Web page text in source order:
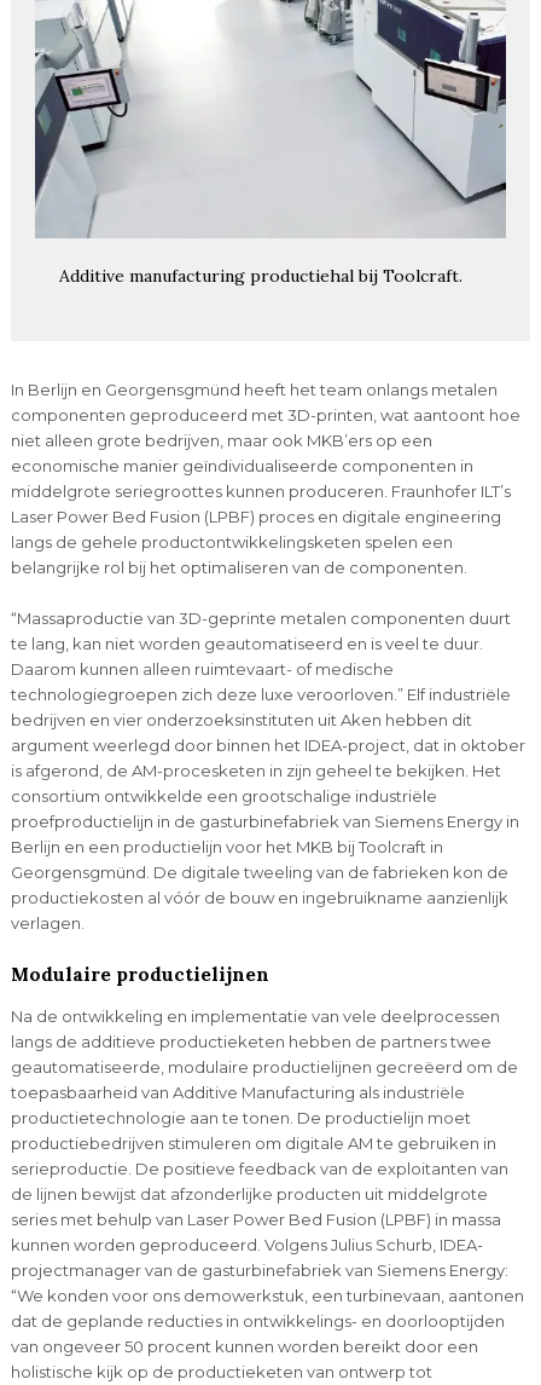
Additive manufacturing productiehal bij Toolcraft.
In Berlijn en Georgensgmünd heeft het team onlangs metalen
componenten geproduceerd met 3D-printen, wat aantoont hoe
niet alleen grote bedrijven, maar ook MKB’ers op een
economische manier geïndividualiseerde componenten in
middelgrote seriegroottes kunnen produceren. Fraunhofer ILT’s
Laser Power Bed Fusion (LPBF) proces en digitale engineering
langs de gehele productontwikkelingsketen spelen een
belangrijke rol bij het optimaliseren van de componenten.
“Massaproductie van 3D-geprinte metalen componenten duurt
te lang, kan niet worden geautomatiseerd en is veel te duur.
Daarom kunnen alleen ruimtevaart- of medische
technologiegroepen zich deze luxe veroorloven.” Elf industriële
bedrijven en vier onderzoeksinstituten uit Aken hebben dit
argument weerlegd door binnen het IDEA-project, dat in oktober
is afgerond, de AM-procesketen in zijn geheel te bekijken. Het
consortium ontwikkelde een grootschalige industriële
proefproductielijn in de gasturbinefabriek van Siemens Energy in
Berlijn en een productielijn voor het MKB bij Toolcraft in
Georgensgmünd. De digitale tweeling van de fabrieken kon de
productiekosten al vóór de bouw en ingebruikname aanzienlijk
verlagen.
Modulaire productielijnen
Na de ontwikkeling en implementatie van vele deelprocessen
langs de additieve productieketen hebben de partners twee
geautomatiseerde, modulaire productielijnen gecreëerd om de
toepasbaarheid van Additive Manufacturing als industriële
productietechnologie aan te tonen. De productielijn moet
productiebedrijven stimuleren om digitale AM te gebruiken in
serieproductie. De positieve feedback van de exploitanten van
de lijnen bewijst dat afzonderlijke producten uit middelgrote
series met behulp van Laser Power Bed Fusion (LPBF) in massa
kunnen worden geproduceerd. Volgens Julius Schurb, IDEA-
projectmanager van de gasturbinefabriek van Siemens Energy:
“We konden voor ons demowerkstuk, een turbinevaan, aantonen
dat de geplande reducties in ontwikkelings- en doorlooptijden
van ongeveer 50 procent kunnen worden bereikt door een
holistische kijk op de productieketen van ontwerp tot